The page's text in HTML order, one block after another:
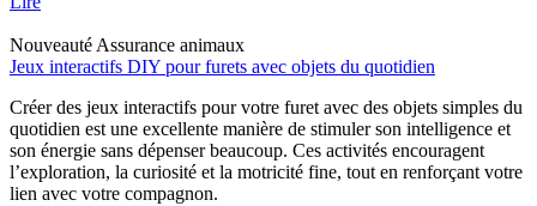
Nouveauté Assurance animaux
Jeux interactifs DIY pour furets avec objets du quotidien
Créer des jeux interactifs pour votre furet avec des objets simples du
quotidien est une excellente manière de stimuler son intelligence et
son énergie sans dépenser beaucoup. Ces activités encouragent
l’exploration, la curiosité et la motricité fine, tout en renforçant votre
lien avec votre compagnon.